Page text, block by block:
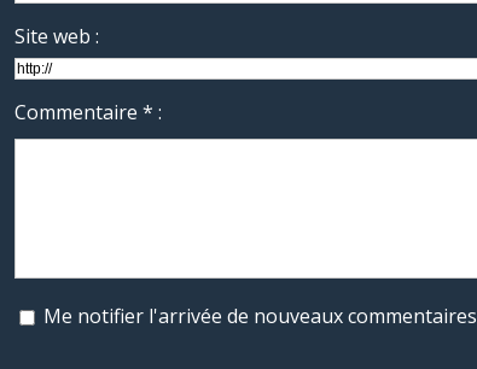
Site web :
Commentaire * :
Me notifier l'arrivée de nouveaux commentaires